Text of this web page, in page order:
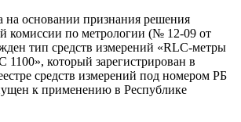
на основании признания решения
комиссии по метрологии (№ 12-09 от
тип средств измерений «RLC-метры
который зарегистрирован в
средств измерений под номером РБ
к применению в Республике